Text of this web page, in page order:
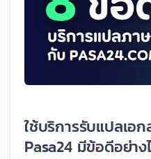
ใช้บริการรับแปลเอ
Pasa24 มีข้อดีอย่าง